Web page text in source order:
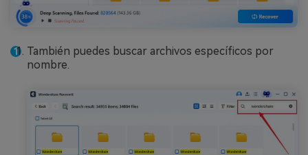
También puedes buscar archivos específicos por
nombre.